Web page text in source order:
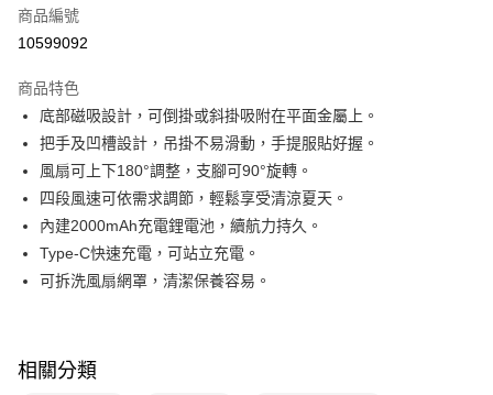
信用卡一次付款
Apple Pay
街口支付
悠遊付
Google Pay
AFTEE先享後付
便利好安心！
１．簡單：不需註冊會員、不需綁卡、不需儲值。
商品編號
10599092
商品特色
底部磁吸設計，可倒掛或斜掛吸附在平面金屬上。
把手及凹槽設計，吊掛不易滑動，手提服貼好握。
風扇可上下180°調整，支腳可90°旋轉。
四段風速可依需求調節，輕鬆享受清涼夏天。
內建2000mAh充電鋰電池，續航力持久。
Type-C快速充電，可站立充電。
可拆洗風扇網罩，清潔保養容易。
相關分類